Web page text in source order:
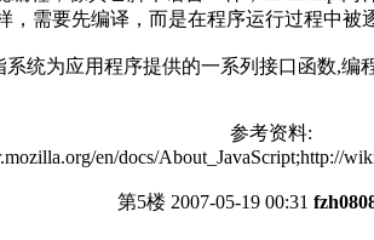
，需要先编译，而是在程序运行过程中
系统为应用程序提供的一系列接口函数,
参考资料:
en/docs/About_JavaScript;http://
第5楼 2007-05-19 00:31